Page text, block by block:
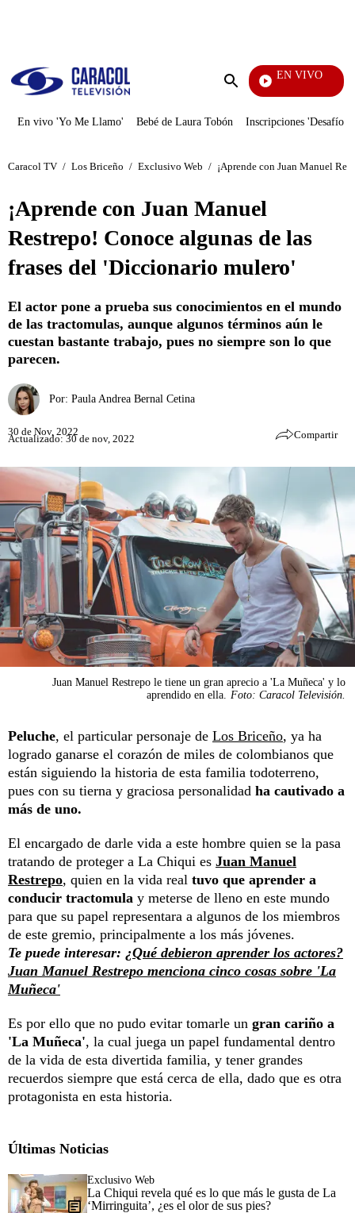
Enviar
EN VIVO
En vivo 'Yo Me Llamo' Bebé de Laura Tobón Inscripciones 'Desafío'
Caracol TV / Los Briceño / Exclusivo Web / ¡Aprende con Juan Manuel
¡Aprende con Juan Manuel
Restrepo! Conoce algunas de las
frases del 'Diccionario mulero'
El actor pone a prueba sus conocimientos en el mundo
de las tractomulas, aunque algunos términos aún le
cuestan bastante trabajo, pues no siempre son lo que
parecen.
Por: Paula Andrea Bernal Cetina
30 de Nov, 2022
Actualizado: 30 de nov, 2022 Compartir
Juan Manuel Restrepo le tiene un gran aprecio a 'La Muñeca' y lo
aprendido en ella.
Foto: Caracol Televisión.
Peluche, el particular personaje de Los Briceño, ya ha
logrado ganarse el corazón de miles de colombianos que
están siguiendo la historia de esta familia todoterreno,
pues con su tierna y graciosa personalidad ha cautivado a
más de uno.
El encargado de darle vida a este hombre quien se la pasa
tratando de proteger a La Chiqui es Juan Manuel
Restrepo, quien en la vida real tuvo que aprender a
conducir tractomula y meterse de lleno en este mundo
para que su papel representara a algunos de los miembros
de este gremio, principalmente a los más jóvenes.
Te puede interesar: ¿Qué debieron aprender los actores?
Juan Manuel Restrepo menciona cinco cosas sobre 'La
Muñeca'
Es por ello que no pudo evitar tomarle un gran cariño a
'La Muñeca', la cual juega un papel fundamental dentro
de la vida de esta divertida familia, y tener grandes
recuerdos siempre que está cerca de ella, dado que es otra
protagonista en esta historia.
Últimas Noticias
Exclusivo Web
La Chiqui revela qué es lo que más le gusta de La
‘Mirringuita’, ¿es el olor de sus pies?